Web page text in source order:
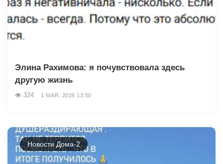
Элина Рахимова: я почувствовала здесь
другую жизнь
324 1 МАЯ, 2026 13:50
Новости Дома-2